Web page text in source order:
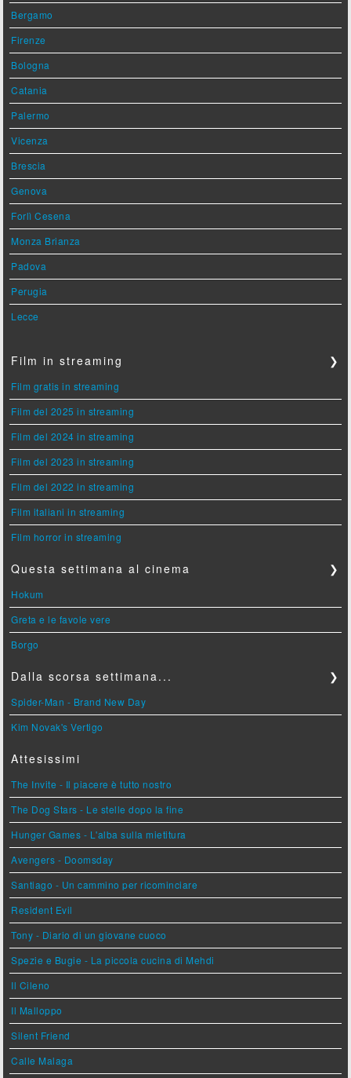
Bergamo
Firenze
Bologna
Catania
Palermo
Vicenza
Brescia
Genova
Forlì Cesena
Monza Brianza
Padova
Perugia
Lecce
Film in streaming ❯
Film gratis in streaming
Film del 2025 in streaming
Film del 2024 in streaming
Film del 2023 in streaming
Film del 2022 in streaming
Film italiani in streaming
Film horror in streaming
Questa settimana al cinema ❯
Hokum
Greta e le favole vere
Borgo
Dalla scorsa settimana... ❯
Spider-Man - Brand New Day
Kim Novak's Vertigo
Attesissimi
The Invite - Il piacere è tutto nostro
The Dog Stars - Le stelle dopo la fine
Hunger Games - L'alba sulla mietitura
Avengers - Doomsday
Santiago - Un cammino per ricominciare
Resident Evil
Tony - Diario di un giovane cuoco
Spezie e Bugie - La piccola cucina di Mehdi
Il Cileno
Il Malloppo
Silent Friend
Calle Malaga